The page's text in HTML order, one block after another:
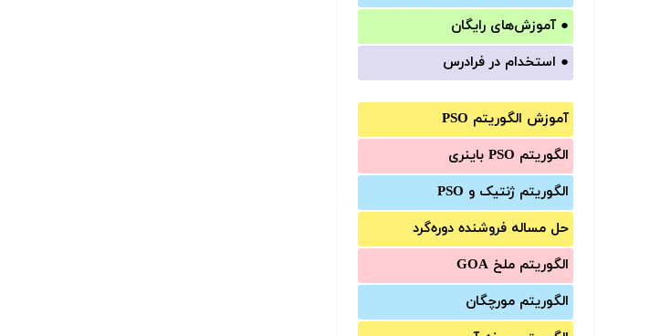
● آموزش‌های رایگان
● استخدام در فرادرس
آموزش الگوریتم PSO
الگوریتم PSO باینری
الگوریتم ژنتیک و PSO
حل مساله فروشنده دوره‌گرد
الگوریتم ملخ GOA
الگوریتم مورچگان